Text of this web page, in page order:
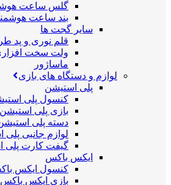
گلس ساعت
بند ساعت
سایر گجت ها
قلم نوری و پد
ولت سخت
ماساژور
لوازم و دستگاه های بازی
پلی استیشن
کنسول پلی
بازی پلی استیشن
دسته پلی
لوازم جانبی پلی
گیفت کارت پلی
ایکس باکس
کنسول ایکس
بازی ایکس باکس